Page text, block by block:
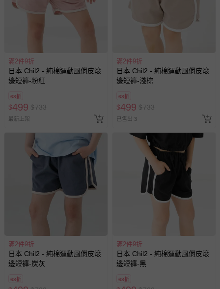
滿2件9折
日本 Chil2 - 純棉運動風俏皮滾
邊短褲-粉紅
68折
$499 $733
最新上架
滿2件9折
日本 Chil2 - 純棉運動風俏皮滾
邊短褲-淺棕
68折
$499 $733
已售出 3
滿2件9折
日本 Chil2 - 純棉運動風俏皮滾
邊短褲-炭灰
68折
滿2件9折
日本 Chil2 - 純棉運動風俏皮滾
邊短褲-黑
68折